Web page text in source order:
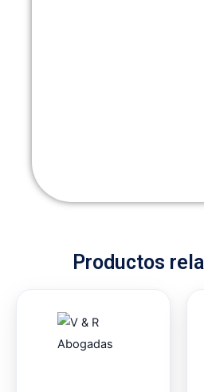
Productos